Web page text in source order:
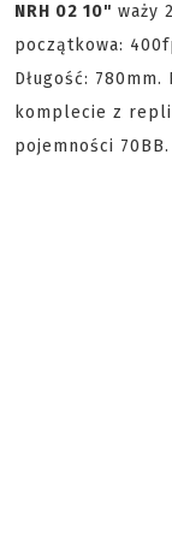
NRH 02 10" waży
początkowa:
Długość:
komplecie z
pojemności 70BB.